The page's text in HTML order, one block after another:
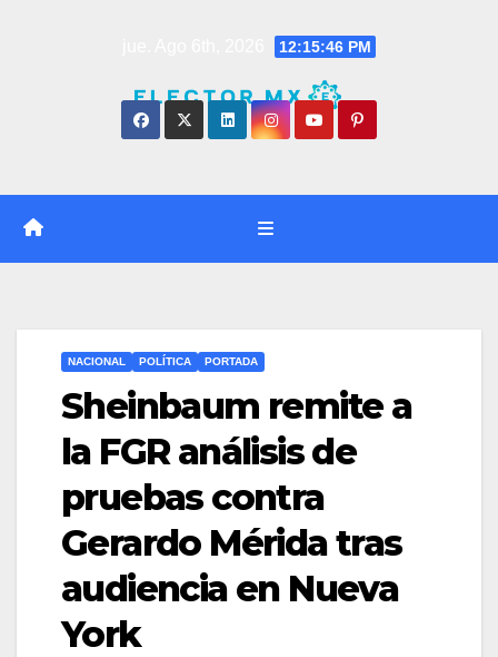
12:15:47 PM
NACIONAL POLÍTICA PORTADA
Sheinbaum remite a
la FGR análisis de
pruebas contra
Gerardo Mérida tras
audiencia en Nueva
York